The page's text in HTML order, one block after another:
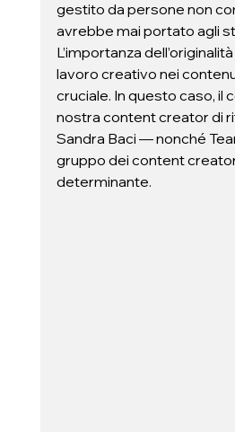
gestito da persone non
avrebbe mai portato agli
L’importanza
lavoro creativo nei
cruciale. In questo caso, il
nostra content creator di
Sandra Baci — nonché
gruppo dei content
determinante.